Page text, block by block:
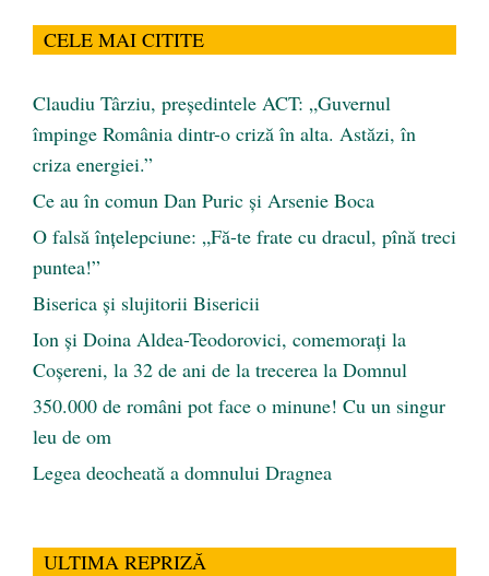
CELE MAI CITITE
Claudiu Târziu, președintele ACT: „Guvernul
împinge România dintr-o criză în alta. Astăzi, în
criza energiei.”
Ce au în comun Dan Puric şi Arsenie Boca
O falsă înțelepciune: „Fă-te frate cu dracul, pînă treci
puntea!”
Biserica și slujitorii Bisericii
Ion și Doina Aldea-Teodorovici, comemorați la
Coșereni, la 32 de ani de la trecerea la Domnul
350.000 de români pot face o minune! Cu un singur
leu de om
Legea deocheată a domnului Dragnea
ULTIMA REPRIZĂ